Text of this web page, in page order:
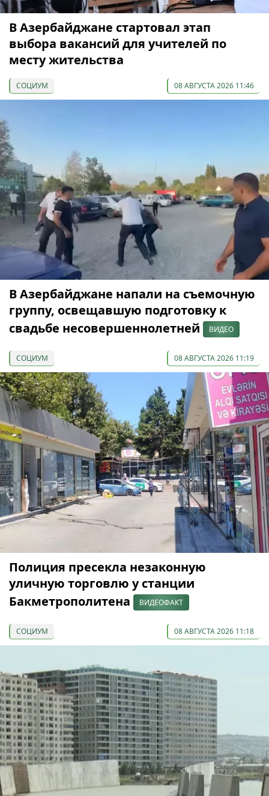
В Азербайджане стартовал этап
выбора вакансий для учителей по
месту жительства
СОЦИУМ 08 АВГУСТА 2026 11:46
В Азербайджане напали на съемочную
группу, освещавшую подготовку к
свадьбе несовершеннолетней
ВИДЕО
СОЦИУМ 08 АВГУСТА 2026 11:19
Полиция пресекла незаконную
уличную торговлю у станции
Бакметрополитена
ВИДЕОФАКТ
СОЦИУМ 08 АВГУСТА 2026 11:18